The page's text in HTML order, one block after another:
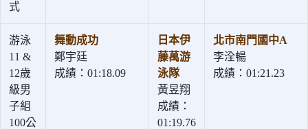
式
游泳
11 &
12歲
級男
子組
100公
舞動成功
鄭宇廷
成績：01:18.09
日本伊
藤萬游
泳隊
黃昱翔
成績：
01:19.76
北市南門國中A
李洤暢
成績：01:21.23